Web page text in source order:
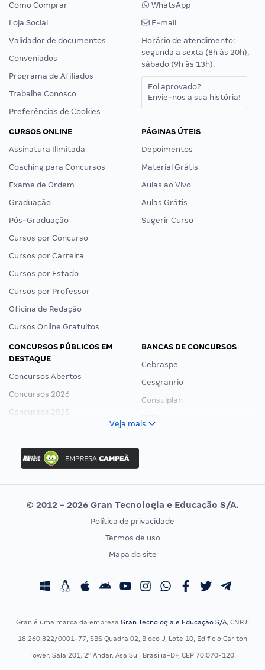
Como Comprar
Loja Social
Validador de documentos
Conveniados
Programa de Afiliados
Trabalhe Conosco
Preferências de Cookies
WhatsApp
E-mail
Horário de atendimento:
segunda a sexta (8h às 20h),
sábado (9h às 13h).
Foi aprovado?
Envie-nos a sua história!
CURSOS ONLINE
Assinatura Ilimitada
Coaching para Concursos
Exame de Ordem
Graduação
Pós-Graduação
Cursos por Concurso
Cursos por Carreira
Cursos por Estado
Cursos por Professor
Oficina de Redação
Cursos Online Gratuitos
PÁGINAS ÚTEIS
Depoimentos
Material Grátis
Aulas ao Vivo
Aulas Grátis
Sugerir Curso
CONCURSOS PÚBLICOS EM
DESTAQUE
Concursos Abertos
Concursos 2026
Concursos 2025
Concurso Ibama
Concurso MPU
Editais publicados
BANCAS DE CONCURSOS
Cebraspe
Cesgranrio
Consulplan
Vunesp
CONCURSOS POR PROFISSÃO
Concursos Fiscais
Concursos Saúde
EXAME DE ORDEM
Calendário OAB
Veja mais
© 2012 - 2026 Gran Tecnologia e Educação S/A.
Política de privacidade
Termos de uso
Mapa do site
Gran é uma marca da empresa Gran Tecnologia e Educação S/A, CNPJ:
18.260.822/0001-77, SBS Quadra 02, Bloco J, Lote 10, Edifício Carlton
Tower, Sala 201, 2º Andar, Asa Sul, Brasília-DF, CEP 70.070-120.